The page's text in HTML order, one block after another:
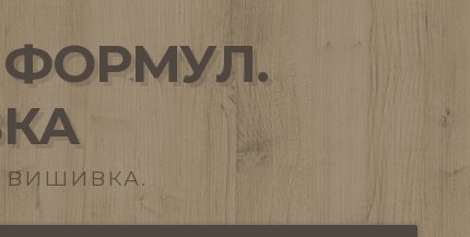
ВИШИВКА.